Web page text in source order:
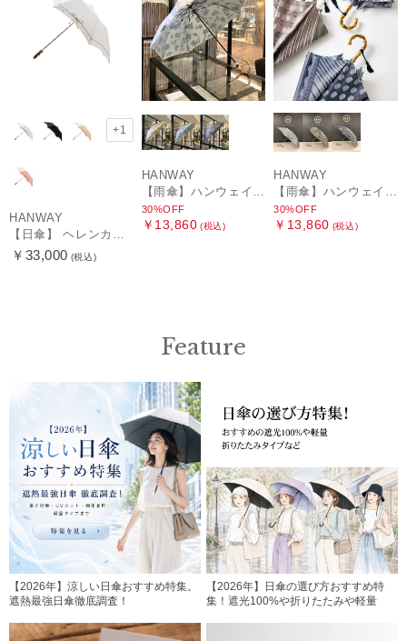
+1
HANWAY
￥33,000 (税込)
HANWAY
30%OFF
￥13,860 (税込)
HANWAY
30%OFF
￥13,860 (税込)
Feature
【2026年】涼しい日傘おすすめ特集。
遮熱最強日傘徹底調査！
【2026年】日傘の選び方おすすめ特
集！遮光100%や折りたたみや軽量